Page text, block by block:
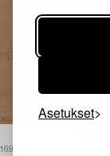
Asetukset
1698421